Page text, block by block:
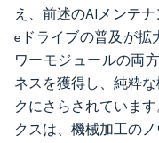
え、前述のAIメンテ
eドライブの普及が拡
ワーモジュールの両
ネスを獲得し、純粋
クにさらされていま
クスは、機械加工の